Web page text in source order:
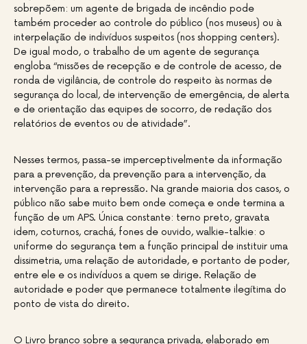
sobrepõem: um agente de brigada de incêndio pode
também proceder ao controle do público (nos museus) ou à
interpelação de indivíduos suspeitos (nos shopping centers).
De igual modo, o trabalho de um agente de segurança
engloba “missões de recepção e de controle de acesso, de
ronda de vigilância, de controle do respeito às normas de
segurança do local, de intervenção de emergência, de alerta
e de orientação das equipes de socorro, de redação dos
relatórios de eventos ou de atividade”.
Nesses termos, passa-se imperceptivelmente da informação
para a prevenção, da prevenção para a intervenção, da
intervenção para a repressão. Na grande maioria dos casos, o
público não sabe muito bem onde começa e onde termina a
função de um APS. Única constante: terno preto, gravata
idem, coturnos, crachá, fones de ouvido, walkie-talkie: o
uniforme do segurança tem a função principal de instituir uma
dissimetria, uma relação de autoridade, e portanto de poder,
entre ele e os indivíduos a quem se dirige. Relação de
autoridade e poder que permanece totalmente ilegítima do
ponto de vista do direito.
O Livro branco sobre a segurança privada, elaborado em